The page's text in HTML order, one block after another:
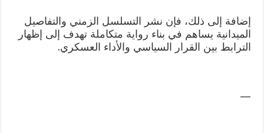
إضافة إلى ذلك، فإن نشر التسلسل الزمني والتفاصيل
الميدانية يساهم في بناء رواية متكاملة تهدف إلى إظهار
الترابط بين القرار السياسي والأداء العسكري.
—